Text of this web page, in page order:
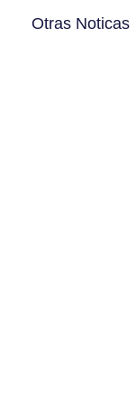
Otras Noticas